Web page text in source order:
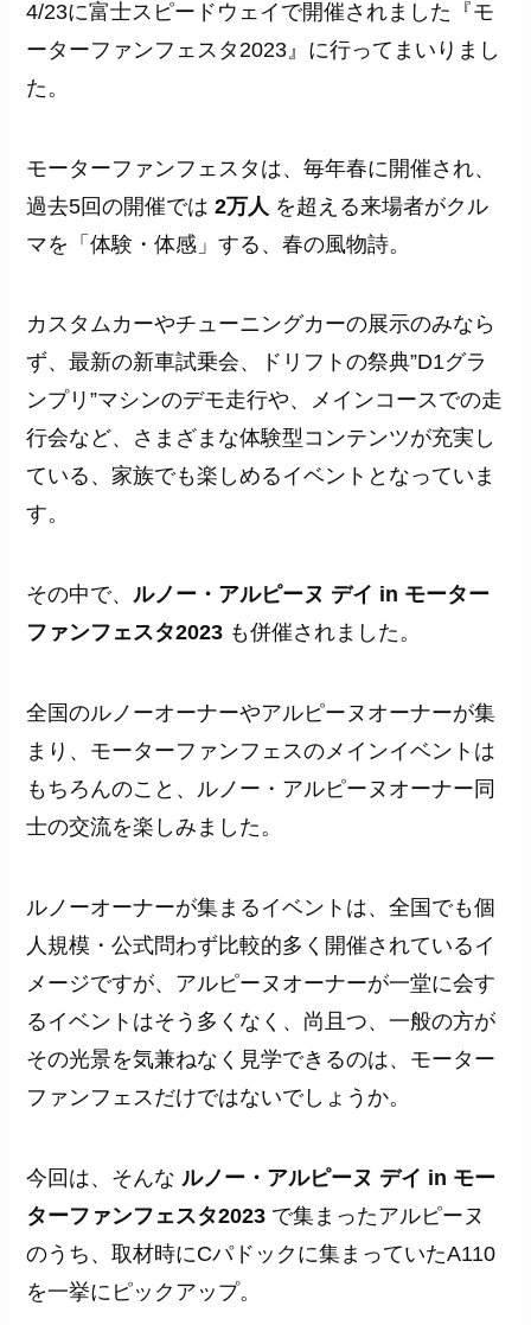
4/23に富士スピードウェイで開催されました『モ
ーターファンフェスタ2023』に行ってまいりまし
た。
モーターファンフェスタは、毎年春に開催され、
過去5回の開催では2万人 を超える来場者がクル
マを「体験・体感」する、春の風物詩。
カスタムカーやチューニングカーの展示のみなら
ず、最新の新車試乗会、ドリフトの祭典”D1グラ
ンプリ”マシンのデモ走行や、メインコースでの走
行会など、さまざまな体験型コンテンツが充実し
ている、家族でも楽しめるイベントとなっていま
す。
その中で、ルノー・アルピーヌ デイ in モーター
ファンフェスタ2023 も併催されました。
全国のルノーオーナーやアルピーヌオーナーが集
まり、モーターファンフェスのメインイベントは
もちろんのこと、ルノー・アルピーヌオーナー同
士の交流を楽しみました。
ルノーオーナーが集まるイベントは、全国でも個
人規模・公式問わず比較的多く開催されているイ
メージですが、アルピーヌオーナーが一堂に会す
るイベントはそう多くなく、尚且つ、一般の方が
その光景を気兼ねなく見学できるのは、モーター
ファンフェスだけではないでしょうか。
今回は、そんな ルノー・アルピーヌ デイ in モー
ターファンフェスタ2023 で集まったアルピーヌ
のうち、取材時にCパドックに集まっていたA110
を一挙にピックアップ。